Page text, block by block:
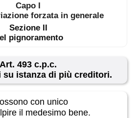
Capo I
forzata in generale
Sezione II
pignoramento
Art. 493 c.p.c.
su istanza di più creditori.
con unico
il medesimo bene.